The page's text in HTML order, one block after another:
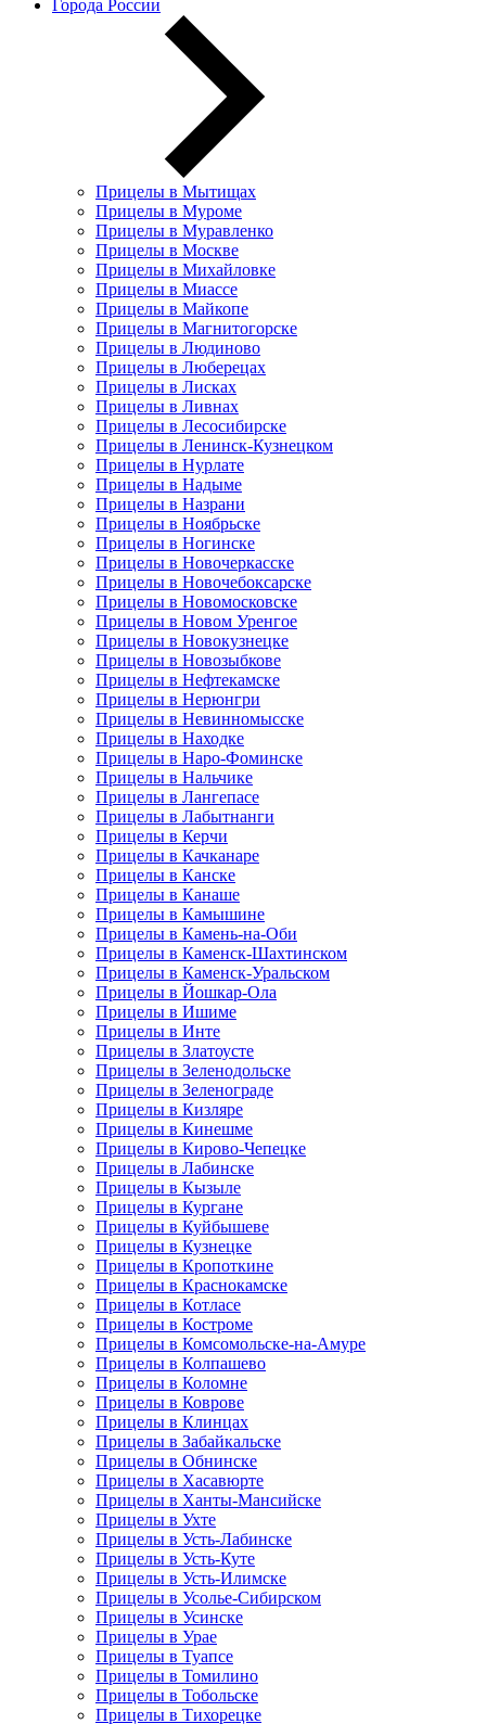
Города России
Прицелы в Мытищах
Прицелы в Муроме
Прицелы в Муравленко
Прицелы в Москве
Прицелы в Михайловке
Прицелы в Миассе
Прицелы в Майкопе
Прицелы в Магнитогорске
Прицелы в Людиново
Прицелы в Люберецах
Прицелы в Лисках
Прицелы в Ливнах
Прицелы в Лесосибирске
Прицелы в Ленинск-Кузнецком
Прицелы в Нурлате
Прицелы в Надыме
Прицелы в Назрани
Прицелы в Ноябрьске
Прицелы в Ногинске
Прицелы в Новочеркасске
Прицелы в Новочебоксарске
Прицелы в Новомосковске
Прицелы в Новом Уренгое
Прицелы в Новокузнецке
Прицелы в Новозыбкове
Прицелы в Нефтекамске
Прицелы в Нерюнгри
Прицелы в Невинномысске
Прицелы в Находке
Прицелы в Наро-Фоминске
Прицелы в Нальчике
Прицелы в Лангепасе
Прицелы в Лабытнанги
Прицелы в Керчи
Прицелы в Качканаре
Прицелы в Канске
Прицелы в Канаше
Прицелы в Камышине
Прицелы в Камень-на-Оби
Прицелы в Каменск-Шахтинском
Прицелы в Каменск-Уральском
Прицелы в Йошкар-Ола
Прицелы в Ишиме
Прицелы в Инте
Прицелы в Златоусте
Прицелы в Зеленодольске
Прицелы в Зеленограде
Прицелы в Кизляре
Прицелы в Кинешме
Прицелы в Кирово-Чепецке
Прицелы в Лабинске
Прицелы в Кызыле
Прицелы в Кургане
Прицелы в Куйбышеве
Прицелы в Кузнецке
Прицелы в Кропоткине
Прицелы в Краснокамске
Прицелы в Котласе
Прицелы в Костроме
Прицелы в Комсомольске-на-Амуре
Прицелы в Колпашево
Прицелы в Коломне
Прицелы в Коврове
Прицелы в Клинцах
Прицелы в Забайкальске
Прицелы в Обнинске
Прицелы в Хасавюрте
Прицелы в Ханты-Мансийске
Прицелы в Ухте
Прицелы в Усть-Лабинске
Прицелы в Усть-Куте
Прицелы в Усть-Илимске
Прицелы в Усолье-Сибирском
Прицелы в Усинске
Прицелы в Урае
Прицелы в Туапсе
Прицелы в Томилино
Прицелы в Тобольске
Прицелы в Тихорецке